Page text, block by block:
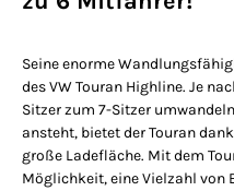
Seine enorme
des VW Touran Highline. Je
Sitzer zum 7-Sitzer
ansteht, bietet der Touran
große Ladefläche. Mit dem
Möglichkeit, eine Vielzahl von